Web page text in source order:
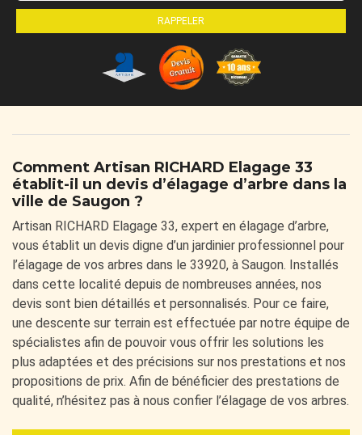
Comment Artisan RICHARD Elagage 33
établit-il un devis d’élagage d’arbre dans la
ville de Saugon ?
Artisan RICHARD Elagage 33, expert en élagage d’arbre,
vous établit un devis digne d’un jardinier professionnel pour
l’élagage de vos arbres dans le 33920, à Saugon. Installés
dans cette localité depuis de nombreuses années, nos
devis sont bien détaillés et personnalisés. Pour ce faire,
une descente sur terrain est effectuée par notre équipe de
spécialistes afin de pouvoir vous offrir les solutions les
plus adaptées et des précisions sur nos prestations et nos
propositions de prix. Afin de bénéficier des prestations de
qualité, n’hésitez pas à nous confier l’élagage de vos arbres.